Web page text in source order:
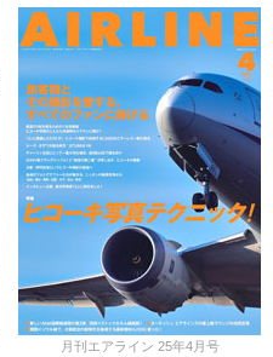
月刊エアライン 25年4月号